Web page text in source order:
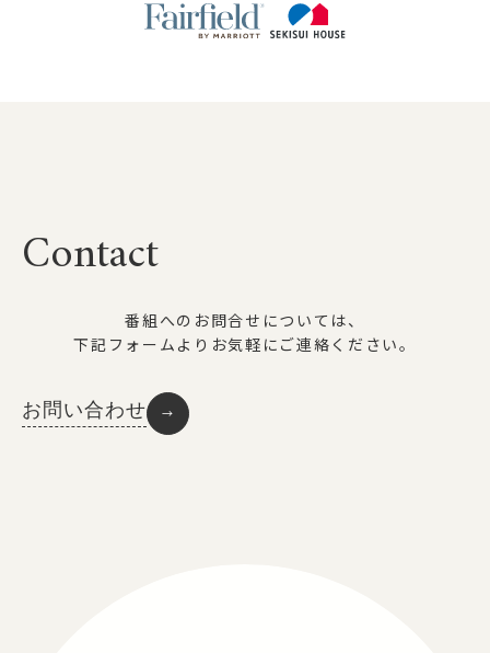
Contact
番組へのお問合せについては、
下記フォームよりお気軽にご連絡ください。
お問い合わせ →